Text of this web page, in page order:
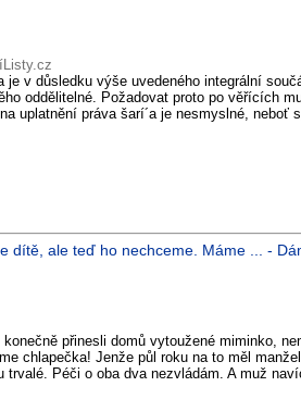
je v důsledku výše uvedeného integrální
oddělitelné. Požadovat proto po věřících
uplatnění práva šarí´a je nesmyslné, neboť
dítě, ale teď ho nechceme. Máme ... -
konečně přinesli domů vytoužené miminko,
chlapečka! Jenže půl roku na to měl
trvalé. Péči o oba dva nezvládám. A muž